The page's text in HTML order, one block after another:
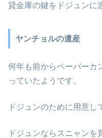
貸金庫の鍵をドジュンに
ヤンチョルの遺産
何年も前からペーパーカ
っていたようです。
ドジュンのために用意し
ドジュンならスニャン